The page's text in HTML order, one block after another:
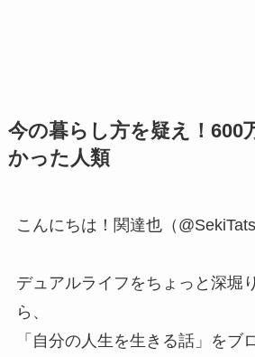
今の暮らし方を疑え！600
かった人類
こんにちは！関達也（
デュアルライフをちょっと深堀
ら、
「自分の人生を生きる話」をブ